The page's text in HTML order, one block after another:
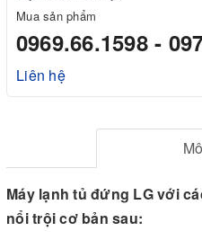
Mua sản phẩm
0969.66.1598 -
Liên hệ
Máy lạnh tủ đứng LG với
nổi trội cơ bản sau: